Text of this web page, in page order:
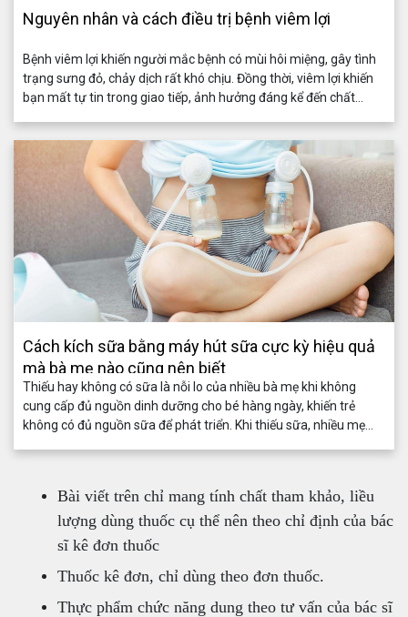
Nguyên nhân và cách điều trị bệnh viêm lợi
Bệnh viêm lợi khiến người mắc bệnh có mùi hôi miệng, gây tình
trạng sưng đỏ, chảy dịch rất khó chịu. Đồng thời, viêm lợi khiến
bạn mất tự tin trong giao tiếp, ảnh hưởng đáng kể đến chất
Cách kích sữa bằng máy hút sữa cực kỳ hiệu quả
mà bà mẹ nào cũng nên biết
Thiếu hay không có sữa là nỗi lo của nhiều bà mẹ khi không
cung cấp đủ nguồn dinh dưỡng cho bé hàng ngày, khiến trẻ
không có đủ nguồn sữa để phát triển. Khi thiếu sữa, nhiều mẹ
Bài viết trên chỉ mang tính chất tham khảo, liều
lượng dùng thuốc cụ thể nên theo chỉ định của bác
sĩ kê đơn thuốc
Thuốc kê đơn, chỉ dùng theo đơn thuốc.
Thực phẩm chức năng dung theo tư vấn của bác sĩ